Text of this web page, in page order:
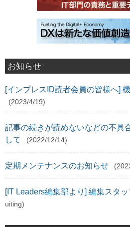
お知らせ
[インプレスID読者会員の皆様へ]
(2023/4/19)
記事の続きが読めないなどの不具
して
(2022/12/14)
定期メンテナンスのお知らせ
[IT Leaders編集部より] 編集スタ
uiting)